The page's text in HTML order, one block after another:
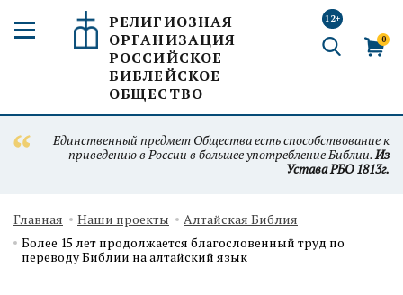
РЕЛИГИОЗНАЯ
ОРГАНИЗАЦИЯ
РОССИЙСКОЕ
БИБЛЕЙСКОЕ
ОБЩЕСТВО
12+
0
Единственный предмет Общества есть способствование к
приведению в России в большее употребление Библии.Из
Устава РБО 1813г.
Главная Наши проекты
Алтайская Библия
Более 15 лет продолжается благословенный труд по
переводу Библии на алтайский язык